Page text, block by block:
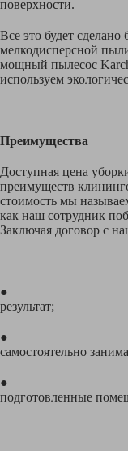
поверхности.
Все это будет
мелкодисперсной
мощный пылесос
используем
Преимущества
Доступная цена
преимуществ
стоимость мы
как наш сотрудник
Заключая договор с
● быстро
результат;
●
самостоятельно
●
подготовленные